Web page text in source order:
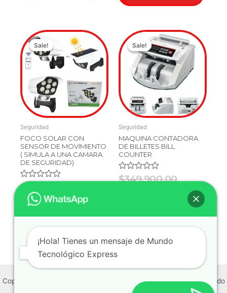
Sale!
Sale!
Seguridad
FOCO SOLAR CON
SENSOR DE MOVIMIENTO
( SIMULA A UNA CAMARA
DE SEGURIDAD)
Valorado
de
5
$
Original
price
was:
$69,900.00.
49,900.00
Current
price
is:
$49,900.00.
Añadir Al Carrito
Sale!
Sale!
Seguridad
MAQUINA CONTADORA
DE BILLETES BILL
COUNTER
Valorado
$349,900.00
Original
price
was:
Current
price
is:
Añadir Al Carrito
Copyright © 2026 Mundo Tecnológico Express | Powered by Mundo
¡Hola! Tienes un mensaje de Mundo
Tecnológico Express